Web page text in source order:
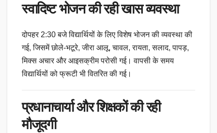
स्वादिष्ट भोजन की रही खास व्यवस्था
दोपहर 2:30 बजे विद्यार्थियों के लिए विशेष भोजन की व्यवस्था की
गई, जिसमें छोले-भटूरे, जीरा आलू, चावल, रायता, सलाद, पापड़,
मिक्स अचार और आइसक्रीम परोसी गई। वापसी के समय
विद्यार्थियों को फ्रूटी भी वितरित की गई।
प्रधानाचार्या और शिक्षकों की रही
मौजूदगी